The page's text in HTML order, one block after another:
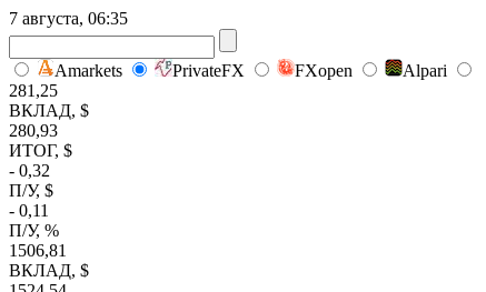
7 августа, 06:35
Amarkets PrivateFX FXopen
Alpari
281,25
ВКЛАД, $
280,93
ИТОГ, $
- 0,32
П/У, $
- 0,11
П/У, %
1506,81
ВКЛАД, $